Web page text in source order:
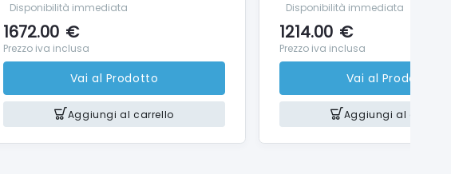
Disponibilità immediata
1672.00 €
Prezzo iva inclusa
Vai al Prodotto
Aggiungi al carrello
Disponibilità immediata
1214.00 €
Prezzo iva inclusa
Vai al Prodotto
Aggiungi al carrello